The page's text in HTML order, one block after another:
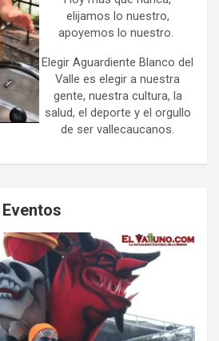
elijamos lo nuestro,
apoyemos lo nuestro.
Elegir Aguardiente Blanco del
Valle es elegir a nuestra
gente, nuestra cultura, la
salud, el deporte y el orgullo
de ser vallecaucanos.